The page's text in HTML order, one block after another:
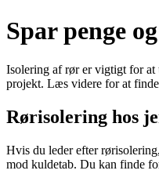
Spar penge
Isolering af rør er vigtigt for at
projekt. Læs videre for at
Rørisolering hos
Hvis du leder efter
mod kuldetab. Du kan finde